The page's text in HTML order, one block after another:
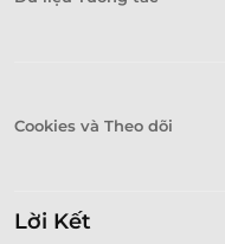
Cookies và Theo dõi
Lời Kết